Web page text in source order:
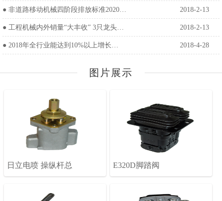
● 非道路移动机械四阶段排放标准2020… 2018-2-13
● 工程机械内外销量“大丰收” 3只龙头… 2018-2-13
● 2018年全行业能达到10%以上增长… 2018-4-28
图片展示
日立电喷 操纵杆总 E320D脚踏阀